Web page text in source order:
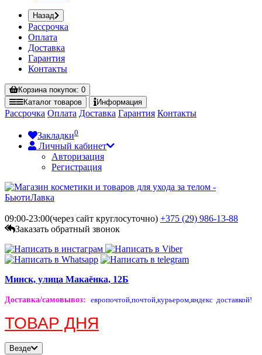
Назад
Рассрочка
Оплата
Доставка
Гарантия
Контакты
Корзинапокупок: 0
Каталог товаров Информация
Рассрочка Оплата Доставка Гарантия Контакты
Закладки0
Личный кабинет
Авторизация
Регистрация
09:00-23:00(через сайт круглосуточно) +375 (29) 986-13-88
Заказать обратный звонок
Минск, улица Макаёнка, 12Б
Доставка/самовывоз: европочтой,почтой,курьером,яндекс доставкой!
ТОВАР ДНЯ
Везде